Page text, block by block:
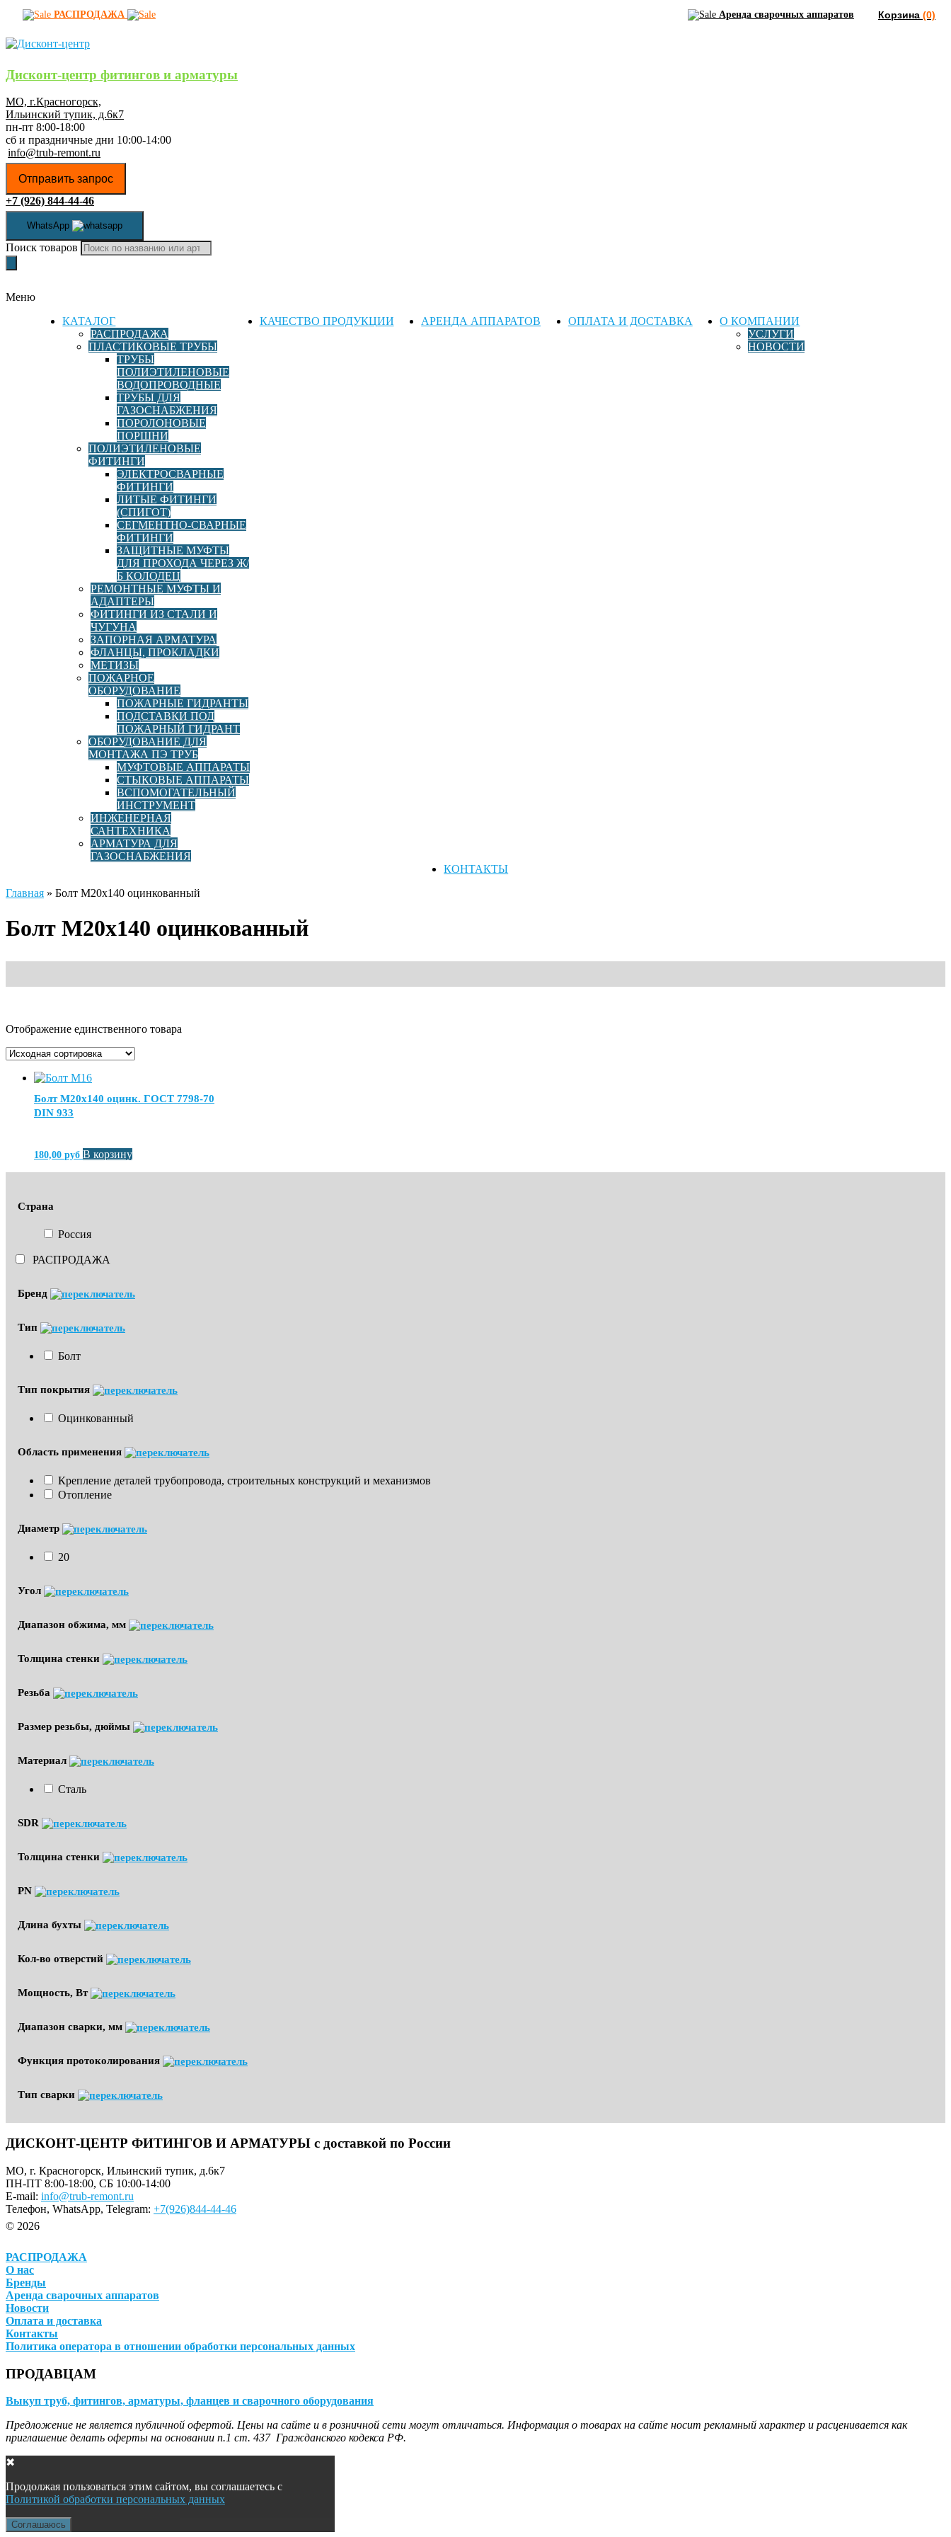
РАСПРОДАЖА Аренда сварочных аппаратов Корзина (0)
Дисконт-центр фитингов и арматуры
МО, г.Красногорск,
Ильинский тупик, д.6к7
пн-пт 8:00-18:00
сб и праздничные дни 10:00-14:00
info@trub-remont.ru
Отправить запрос
+7 (926) 844-44-46
WhatsApp
Поиск товаров
Меню
КАТАЛОГ
РАСПРОДАЖА
ПЛАСТИКОВЫЕ ТРУБЫ
ТРУБЫ
ПОЛИЭТИЛЕНОВЫЕ
ВОДОПРОВОДНЫЕ
ТРУБЫ ДЛЯ
ГАЗОСНАБЖЕНИЯ
ПОРОЛОНОВЫЕ
ПОРШНИ
ПОЛИЭТИЛЕНОВЫЕ
ФИТИНГИ
ЭЛЕКТРОСВАРНЫЕ
ФИТИНГИ
ЛИТЫЕ ФИТИНГИ
(СПИГОТ)
СЕГМЕНТНО-СВАРНЫЕ
ФИТИНГИ
ЗАЩИТНЫЕ МУФТЫ
ДЛЯ ПРОХОДА ЧЕРЕЗ Ж/
Б КОЛОДЕЦ
РЕМОНТНЫЕ МУФТЫ И
АДАПТЕРЫ
ФИТИНГИ ИЗ СТАЛИ И
ЧУГУНА
ЗАПОРНАЯ АРМАТУРА
ФЛАНЦЫ, ПРОКЛАДКИ
МЕТИЗЫ
ПОЖАРНОЕ
ОБОРУДОВАНИЕ
ПОЖАРНЫЕ ГИДРАНТЫ
ПОДСТАВКИ ПОД
ПОЖАРНЫЙ ГИДРАНТ
ОБОРУДОВАНИЕ ДЛЯ
МОНТАЖА ПЭ ТРУБ
МУФТОВЫЕ АППАРАТЫ
СТЫКОВЫЕ АППАРАТЫ
ВСПОМОГАТЕЛЬНЫЙ
ИНСТРУМЕНТ
ИНЖЕНЕРНАЯ
САНТЕХНИКА
АРМАТУРА ДЛЯ
ГАЗОСНАБЖЕНИЯ
КАЧЕСТВО ПРОДУКЦИИ АРЕНДА АППАРАТОВ ОПЛАТА И ДОСТАВКА
О КОМПАНИИ
УСЛУГИ
НОВОСТИ
КОНТАКТЫ
Главная » Болт М20х140 оцинкованный
Болт М20х140 оцинкованный
Отображение единственного товара
Болт М20х140 оцинк. ГОСТ 7798-70
DIN 933
180,00 руб В корзину
Страна
Россия
РАСПРОДАЖА
Бренд
Тип
Болт
Тип покрытия
Оцинкованный
Область применения
Крепление деталей трубопровода, строительных конструкций и механизмов
Отопление
Диаметр
20
Угол
Диапазон обжима, мм
Толщина стенки
Резьба
Размер резьбы, дюймы
Материал
Сталь
SDR
Толщина стенки
PN
Длина бухты
Кол-во отверстий
Мощность, Вт
Диапазон сварки, мм
Функция протоколирования
Тип сварки
ДИСКОНТ-ЦЕНТР ФИТИНГОВ И АРМАТУРЫ с доставкой по России
МО, г. Красногорск, Ильинский тупик, д.6к7
ПН-ПТ 8:00-18:00, СБ 10:00-14:00
E-mail: info@trub-remont.ru
Телефон, WhatsApp, Telegram: +7(926)844-44-46
© 2026
РАСПРОДАЖА
О нас
Бренды
Аренда сварочных аппаратов
Новости
Оплата и доставка
Контакты
Политика оператора в отношении обработки персональных данных
ПРОДАВЦАМ
Выкуп труб, фитингов, арматуры, фланцев и сварочного оборудования
Предложение не является публичной офертой. Цены на сайте и в розничной сети могут отличаться. Информация о товарах на сайте носит рекламный характер и расценивается как
приглашение делать оферты на основании п.1 ст. 437 Гражданского кодекса РФ.
✖
Продолжая пользоваться этим сайтом, вы соглашаетесь с
Политикой обработки персональных данных
Соглашаюсь